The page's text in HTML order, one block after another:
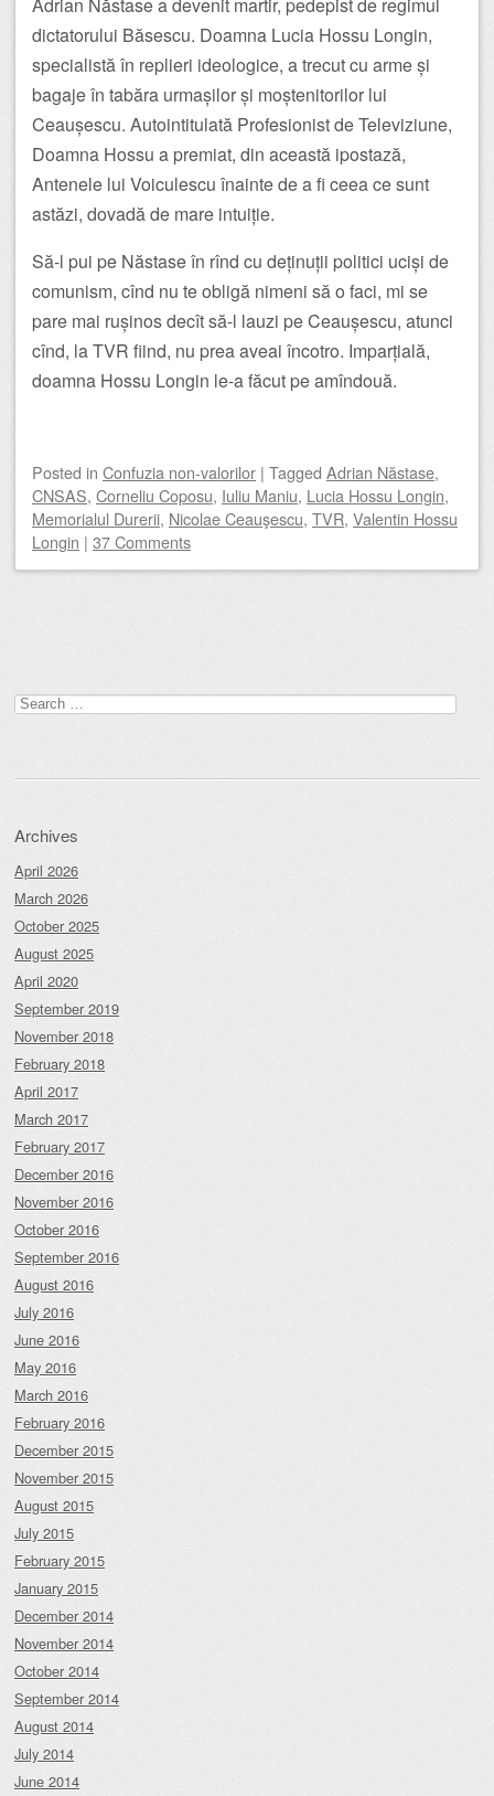
dictatorului Băsescu. Doamna Lucia Hossu Longin,
specialistă în replieri ideologice, a trecut cu arme și
bagaje în tabăra urmașilor și moștenitorilor lui
Ceaușescu. Autointitulată Profesionist de Televiziune,
Doamna Hossu a premiat, din această ipostază,
Antenele lui Voiculescu înainte de a fi ceea ce sunt
astăzi, dovadă de mare intuiție.
Să-l pui pe Năstase în rînd cu deținuții politici uciși de
comunism, cînd nu te obligă nimeni să o faci, mi se
pare mai rușinos decît să-l lauzi pe Ceaușescu, atunci
cînd, la TVR fiind, nu prea aveai încotro. Imparțială,
doamna Hossu Longin le-a făcut pe amîndouă.
Posted in Confuzia non-valorilor | Tagged Adrian Năstase,
CNSAS, Corneliu Coposu, Iuliu Maniu, Lucia Hossu Longin,
Memorialul Durerii, Nicolae Ceauşescu, TVR, Valentin Hossu
Longin | 37 Comments
Search
for:
Archives
April 2026
March 2026
October 2025
August 2025
April 2020
September 2019
November 2018
February 2018
April 2017
March 2017
February 2017
December 2016
November 2016
October 2016
September 2016
August 2016
July 2016
June 2016
May 2016
March 2016
February 2016
December 2015
November 2015
August 2015
July 2015
February 2015
January 2015
December 2014
November 2014
October 2014
September 2014
August 2014
July 2014
June 2014